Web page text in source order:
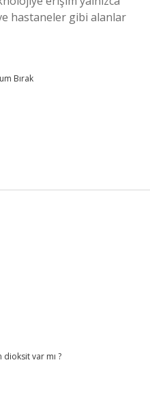
hastaneler gibi alanlar
Bırak
var mı ?